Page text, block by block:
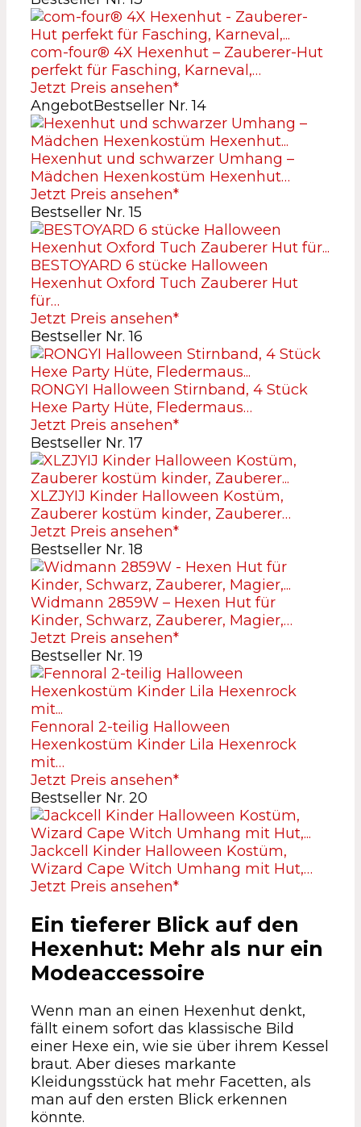
com-four® 4X Hexenhut – Zauberer-Hut
perfekt für Fasching, Karneval,…
Jetzt Preis ansehen*
AngebotBestseller Nr. 14
Hexenhut und schwarzer Umhang –
Mädchen Hexenkostüm Hexenhut…
Jetzt Preis ansehen*
Bestseller Nr. 15
BESTOYARD 6 stücke Halloween
Hexenhut Oxford Tuch Zauberer Hut
für…
Jetzt Preis ansehen*
Bestseller Nr. 16
RONGYI Halloween Stirnband, 4 Stück
Hexe Party Hüte, Fledermaus…
Jetzt Preis ansehen*
Bestseller Nr. 17
XLZJYIJ Kinder Halloween Kostüm,
Zauberer kostüm kinder, Zauberer…
Jetzt Preis ansehen*
Bestseller Nr. 18
Widmann 2859W – Hexen Hut für
Kinder, Schwarz, Zauberer, Magier,…
Jetzt Preis ansehen*
Bestseller Nr. 19
Fennoral 2-teilig Halloween
Hexenkostüm Kinder Lila Hexenrock
mit…
Jetzt Preis ansehen*
Bestseller Nr. 20
Jackcell Kinder Halloween Kostüm,
Wizard Cape Witch Umhang mit Hut,…
Jetzt Preis ansehen*
Ein tieferer Blick auf den
Hexenhut: Mehr als nur ein
Modeaccessoire
Wenn man an einen Hexenhut denkt,
fällt einem sofort das klassische Bild
einer Hexe ein, wie sie über ihrem Kessel
braut. Aber dieses markante
Kleidungsstück hat mehr Facetten, als
man auf den ersten Blick erkennen
könnte.